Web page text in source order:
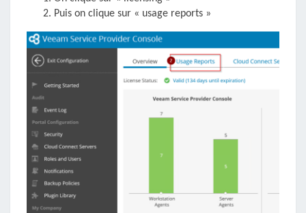
Puis on clique sur « usage reports »